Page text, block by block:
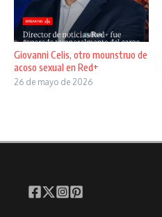
Giovanni Celis, otro mounstruo de
acoso sexual en Red+
26 de mayo de 2026